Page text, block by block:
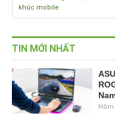
khúc mobile
TIN MỚI NHẤT